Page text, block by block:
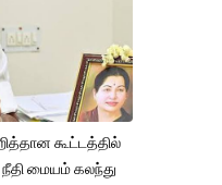
கூட்டத்தில்
மையம் கலந்து